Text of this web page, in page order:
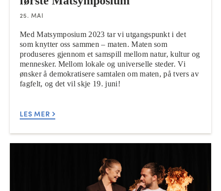
25. MAI
Med Matsymposium 2023 tar vi utgangspunkt i det
som knytter oss sammen – maten. Maten som
produseres gjennom et samspill mellom natur, kultur og
mennesker. Mellom lokale og universelle steder. Vi
ønsker å demokratisere samtalen om maten, på tvers av
fagfelt, og det vil skje 19. juni!
LES MER